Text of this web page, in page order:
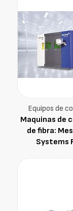
Equipos de
Maquinas de
de fibra:
Systems